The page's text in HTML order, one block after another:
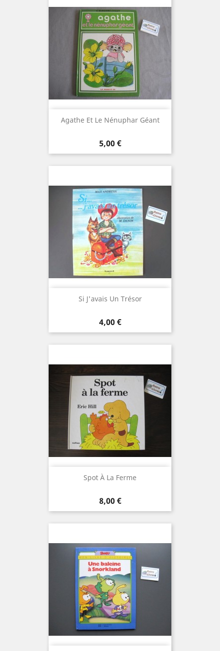
Agathe Et Le Nénuphar Géant
Prix
5,00 €
Si J'avais Un Trésor
Prix
4,00 €
Spot À La Ferme
Prix
8,00 €